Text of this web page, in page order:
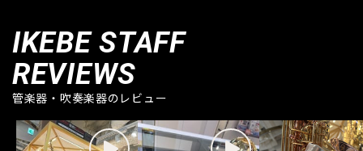
IKEBE STAFF
REVIEWS
管楽器・吹奏楽器のレビュー